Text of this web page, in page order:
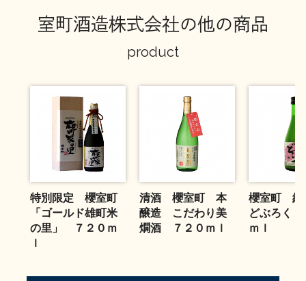
お問い合わせ
室町酒造株式会社の他の商品
product
特別限定 櫻室町
「ゴールド雄町米
の里」 ７２０ｍ
ｌ
清酒 櫻室町 本
醸造 こだわり美
燗酒 ７２０ｍｌ
櫻室町 純
どぶろく
ｍｌ